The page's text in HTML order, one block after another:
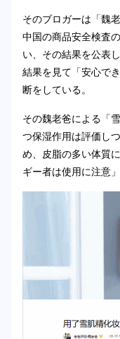
そのブロガーは「魏老
中国の商品安全検査
い、その結果を公表
結果を見て「安心で
断をしている。
その魏老爸による「
つ保湿作用は評価し
め、皮脂の多い体質
ギー者は使用に注意